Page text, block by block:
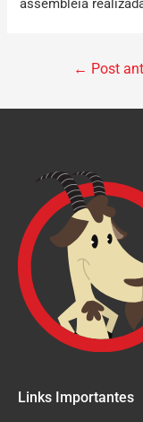
← Post
Links Importantes